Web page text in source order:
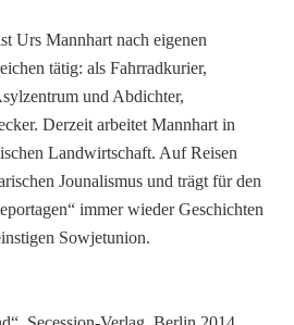
Urs Mannhart nach eigenen
tätig: als Fahrradkurier,
und Abdichter,
Derzeit arbeitet Mannhart in
Landwirtschaft. Auf Reisen
Jounalismus und trägt für den
immer wieder Geschichten
Sowjetunion.